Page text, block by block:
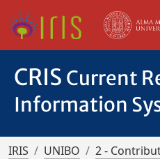
CRIS Current
Information
IRIS UNIBO
2 -